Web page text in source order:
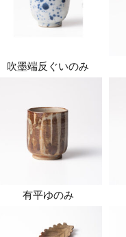
吹墨端反ぐいのみ
有平ゆのみ